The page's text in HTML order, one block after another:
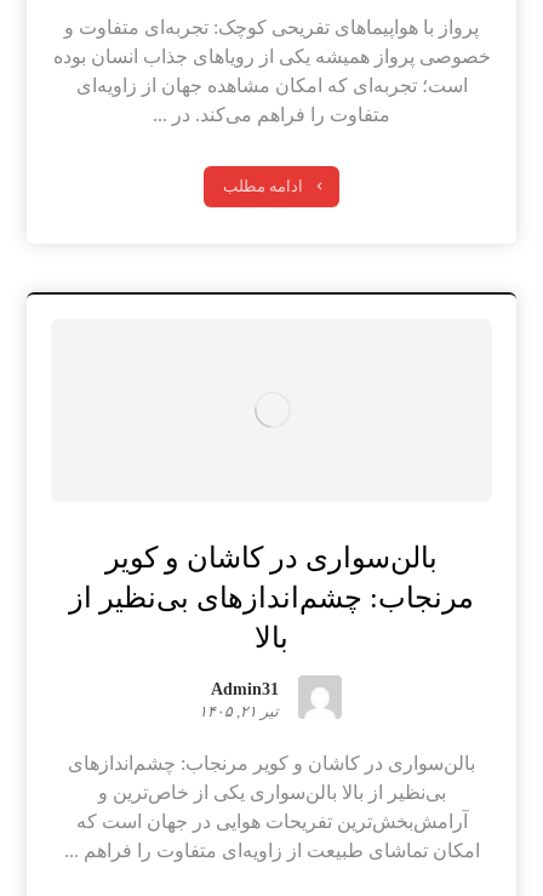
پرواز با هواپیماهای تفریحی کوچک: تجربه‌ای متفاوت و
خصوصی پرواز همیشه یکی از رویاهای جذاب انسان بوده
است؛ تجربه‌ای که امکان مشاهده جهان از زاویه‌ای
متفاوت را فراهم می‌کند. در ...
ادامه مطلب
بالن‌سواری در کاشان و کویر
مرنجاب: چشم‌اندازهای بی‌نظیر از
بالا
Admin31
تیر ۲۱, ۱۴۰۵
بالن‌سواری در کاشان و کویر مرنجاب: چشم‌اندازهای
بی‌نظیر از بالا بالن‌سواری یکی از خاص‌ترین و
آرامش‌بخش‌ترین تفریحات هوایی در جهان است که
امکان تماشای طبیعت از زاویه‌ای متفاوت را فراهم ...